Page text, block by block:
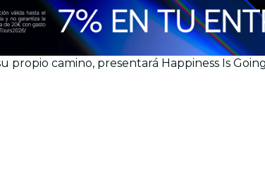
camino, presentará Happiness Is